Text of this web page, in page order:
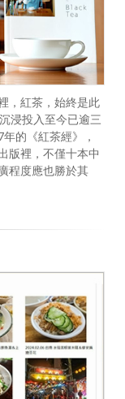
，紅茶，始終是此
浸投入至今已逾三
的《紅茶經》，
版裡，不僅十本中
程度應也勝於其